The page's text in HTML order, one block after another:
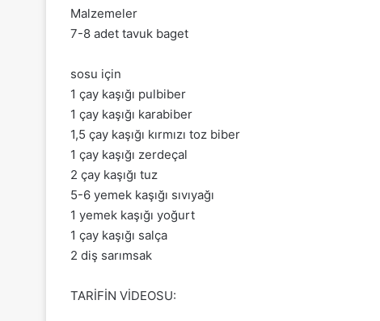
Malzemeler
7-8 adet tavuk baget
sosu için
1 çay kaşığı pulbiber
1 çay kaşığı karabiber
1,5 çay kaşığı kırmızı toz biber
1 çay kaşığı zerdeçal
2 çay kaşığı tuz
5-6 yemek kaşığı sıvıyağı
1 yemek kaşığı yoğurt
1 çay kaşığı salça
2 diş sarımsak
TARİFİN VİDEOSU: